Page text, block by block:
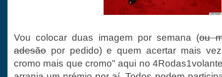
Vou colocar duas imagem por semana (ou
adesão por pedido) e quem acertar mais
cromo mais que cromo" aqui no